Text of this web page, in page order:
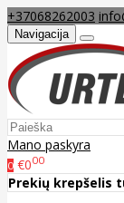
+37068262003
Navigacija
Mano paskyra
0 €000
Prekių krepšelis